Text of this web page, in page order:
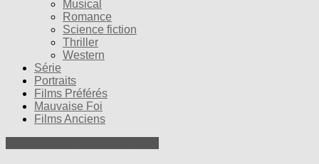
Musical
Romance
Science fiction
Thriller
Western
Série
Portraits
Films Préférés
Mauvaise Foi
Films Anciens